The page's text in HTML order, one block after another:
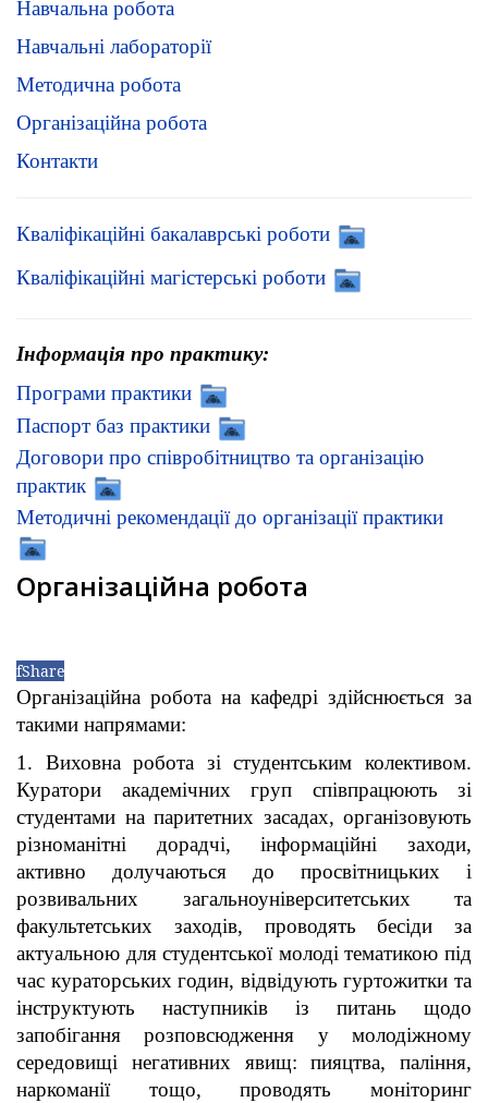
Навчальна робота
Навчальні лабораторії
Методична робота
Організаційна робота
Контакти
Кваліфікаційні бакалаврські роботи
Кваліфікаційні магістерські роботи
Інформація про практику:
Програми практики
Паспорт баз практики
Договори про співробітництво та організацію
практик
Методичні рекомендації до організації практики
Організаційна робота
fShare
Організаційна робота на кафедрі здійснюється за
такими напрямами:
1. Виховна робота зі студентським колективом.
Куратори академічних груп співпрацюють зі
студентами на паритетних засадах, організовують
різноманітні дорадчі, інформаційні заходи,
активно долучаються до просвітницьких і
розвивальних загальноуніверситетських та
факультетських заходів, проводять бесіди за
актуальною для студентської молоді тематикою під
час кураторських годин, відвідують гуртожитки та
інструктують наступників із питань щодо
запобігання розповсюдження у молодіжному
середовищі негативних явищ: пияцтва, паління,
наркоманії тощо, проводять моніторинг